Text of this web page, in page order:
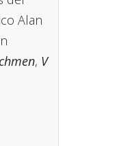
Alan
, V